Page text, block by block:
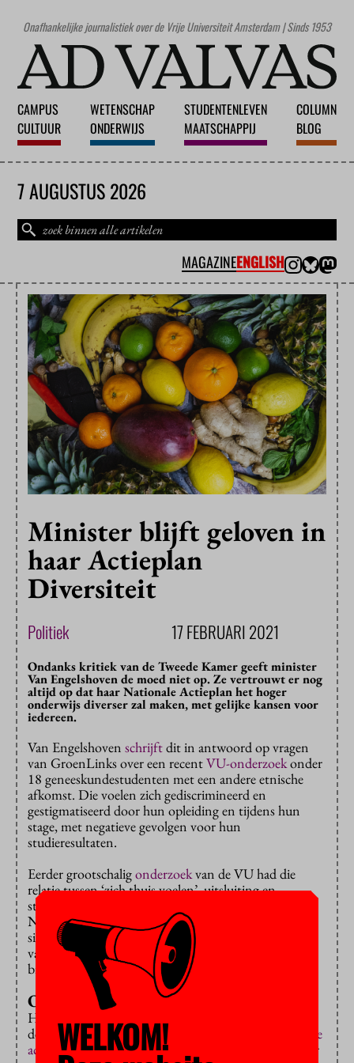
Onafhankelijke journalistiek over de Vrije Universiteit Amsterdam | Sinds 1953
CAMPUS
CULTUUR
WETENSCHAP
ONDERWIJS
STUDENTENLEVEN
MAATSCHAPPIJ
COLUMN
BLOG
7 AUGUSTUS 2026
MAGAZINEENGLISH
Minister blijft geloven in
haar Actieplan
Diversiteit
Politiek 17 FEBRUARI 2021
Ondanks kritiek van de Tweede Kamer geeft minister
Van Engelshoven de moed niet op. Ze vertrouwt er nog
altijd op dat haar Nationale Actieplan het hoger
onderwijs diverser zal maken, met gelijke kansen voor
iedereen.
Van Engelshoven schrijftdit in antwoord op vragen
van GroenLinks over een recentVU-onderzoekonder
18 geneeskundestudenten met een andere etnische
afkomst. Die voelen zich gediscrimineerd en
gestigmatiseerd door hun opleiding en tijdens hun
stage, met negatieve gevolgen voor hun
studieresultaten.
Eerder grootschaligonderzoekvan de VU had die
relatie tussen ‘zich thuis voelen’, uitsluiting en
studiesucces al aangetoond, meldt de minister. Het
Nationaal Regieorgaan Onderwijsonderzoek doet
sinds 2019 eenlandelijk onderzoek
van selectie van geneeskundestudenten. Een nieuw
breder onderzoek vindt ze voorlopig niet nodig.
Optimistisch
Hoewel een meerderheid van de Tweede Kamer in
december aandrong opafzwakking
Nationale
actieplanvoor meer diversiteit en inclusie in het hoger
WELKOM!